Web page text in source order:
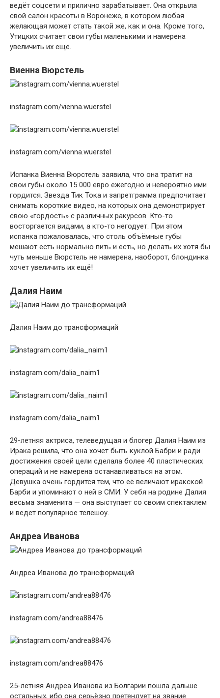
ведёт соцсети и прилично зарабатывает. Она открыла
свой салон красоты в Воронеже, в котором любая
желающая может стать такой же, как и она. Кроме того,
Утицких считает свои губы маленькими и намерена
увеличить их ещё.
Виенна Вюрстель
instagram.com/vienna.wuerstel
instagram.com/vienna.wuerstel
Испанка Виенна Вюрстель заявила, что она тратит на
свои губы около 15 000 евро ежегодно и невероятно ими
гордится. Звезда Тик Тока и запретграмма предпочитает
снимать короткие видео, на которых она демонстрирует
свою «гордость» с различных ракурсов. Кто-то
восторгается видами, а кто-то негодует. При этом
испанка пожаловалась, что столь объёмные губы
мешают есть нормально пить и есть, но делать их хотя бы
чуть меньше Вюрстель не намерена, наоборот, блондинка
хочет увеличить их ещё!
Далия Наим
Далия Наим до трансформаций
instagram.com/dalia_naim1
instagram.com/dalia_naim1
29-летняя актриса, телеведущая и блогер Далия Наим из
Ирака решила, что она хочет быть куклой Бабри и ради
достижения своей цели сделала более 40 пластических
операций и не намерена останавливаться на этом.
Девушка очень гордится тем, что её величают иракской
Барби и упоминают о ней в СМИ. У себя на родине Далия
весьма знаменита — она выступает со своим спектаклем
и ведёт популярное телешоу.
Андреа Иванова
Андреа Иванова до трансформаций
instagram.com/andrea88476
instagram.com/andrea88476
25-летняя Андреа Иванова из Болгарии пошла дальше
остальных, ибо она серьёзно претендует на звание